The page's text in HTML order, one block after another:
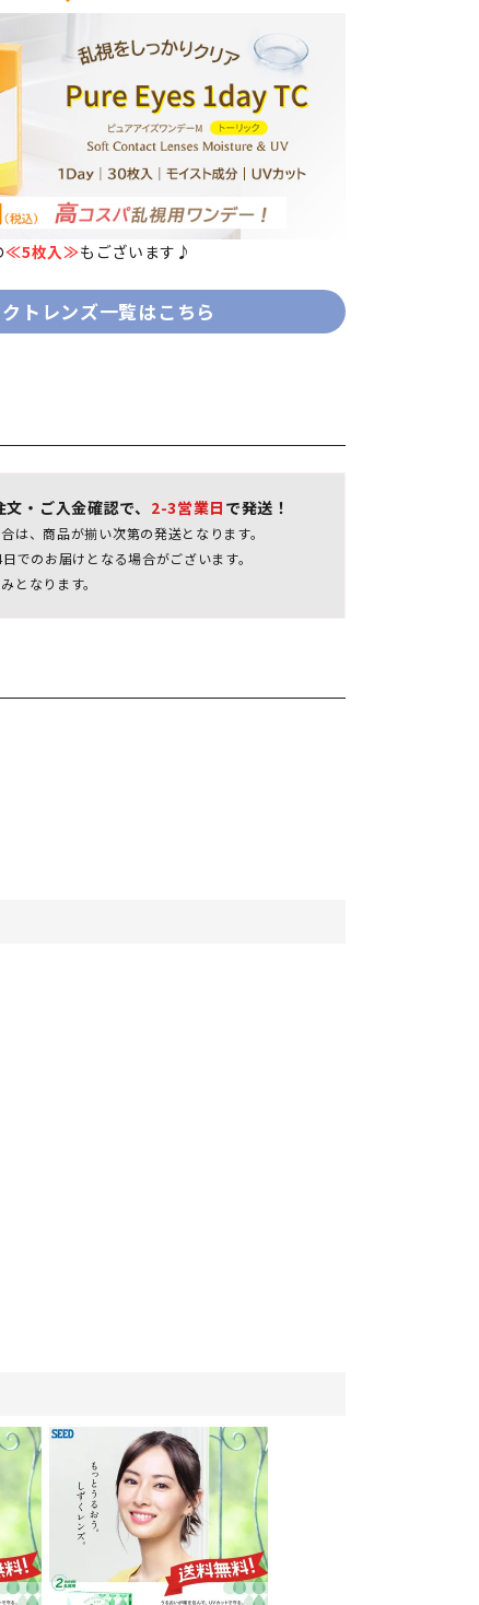
≪5枚入≫もございます♪
トレンズ一覧はこちら
・ご入金確認で、 2-3営業日 で発送！
、商品が揃い次第の発送となります。
でのお届けとなる場合がございます。
となります。